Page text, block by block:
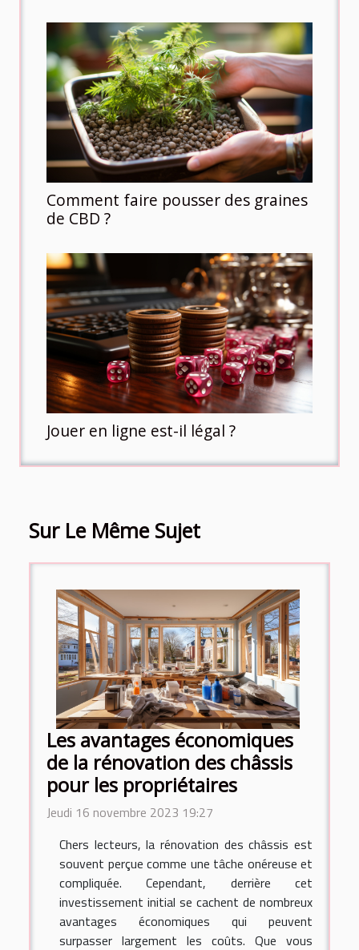
Comment faire pousser des graines
de CBD ?
Jouer en ligne est-il légal ?
Sur Le Même Sujet
Les avantages économiques
de la rénovation des châssis
pour les propriétaires
Jeudi 16 novembre 2023 19:27
Chers lecteurs, la rénovation des châssis est
souvent perçue comme une tâche onéreuse et
compliquée. Cependant, derrière cet
investissement initial se cachent de nombreux
avantages économiques qui peuvent
surpasser largement les coûts. Que vous